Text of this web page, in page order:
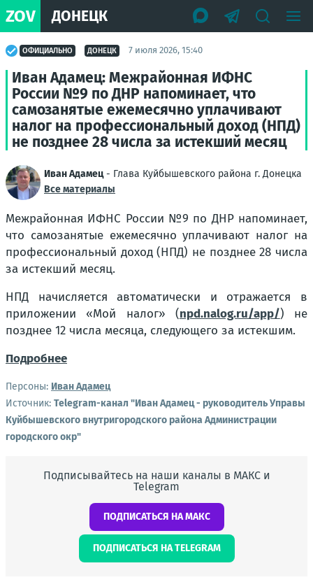
ZOV ДОНЕЦК
ОФИЦИАЛЬНО ДОНЕЦК 7 июля 2026, 15:40
Иван Адамец: Межрайонная ИФНС
России №9 по ДНР напоминает, что
самозанятые ежемесячно уплачивают
налог на профессиональный доход (НПД)
не позднее 28 числа за истекший месяц
Иван Адамец- Глава Куйбышевского района г. Донецка
Все материалы
Межрайонная ИФНС России №9 по ДНР напоминает,
что самозанятые ежемесячно уплачивают налог на
профессиональный доход (НПД) не позднее 28 числа
за истекший месяц.
НПД начисляется автоматически и отражается в
приложении «Мой налог» (npd.nalog.ru/app/) не
позднее 12 числа месяца, следующего за истекшим.
Подробнее
Персоны: Иван Адамец
Источник: Telegram-канал "Иван Адамец - руководитель Управы
Куйбышевского внутригородского района Администрации
городского окр"
Подписывайтесь на наши каналы в МАКС и
Telegram
ПОДПИСАТЬСЯ НА МАКС
ПОДПИСАТЬСЯ НА TELEGRAM